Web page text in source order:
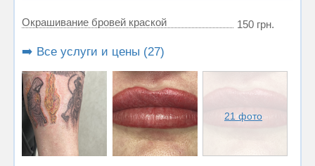
Окрашивание бровей краской 150 грн.
➡️ Все услуги и цены (27)
21 фото